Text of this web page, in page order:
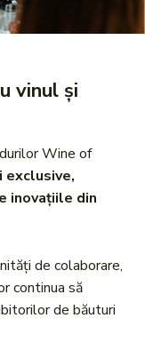
vinul și
Wine of
exclusive,
inovațiile din
de colaborare,
continua să
de băuturi